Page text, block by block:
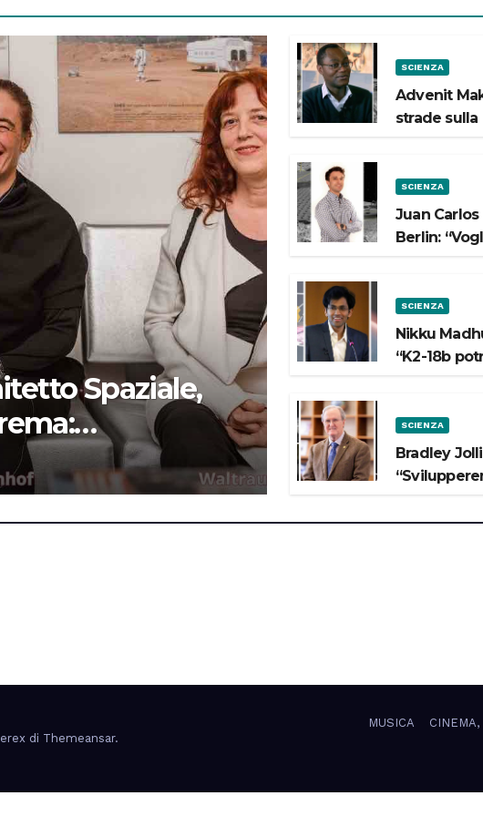
Spaziale,
lo Spazio”
SCIENZA
Advenit
strade sulla
SCIENZA
Juan
Berlin:
SCIENZA
Nikku
“K2-18b
SCIENZA
Bradley
di Themeansar.
MUSICA